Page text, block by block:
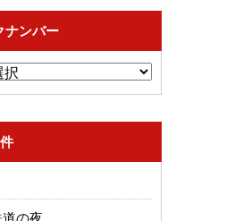
ナンバー
の夜